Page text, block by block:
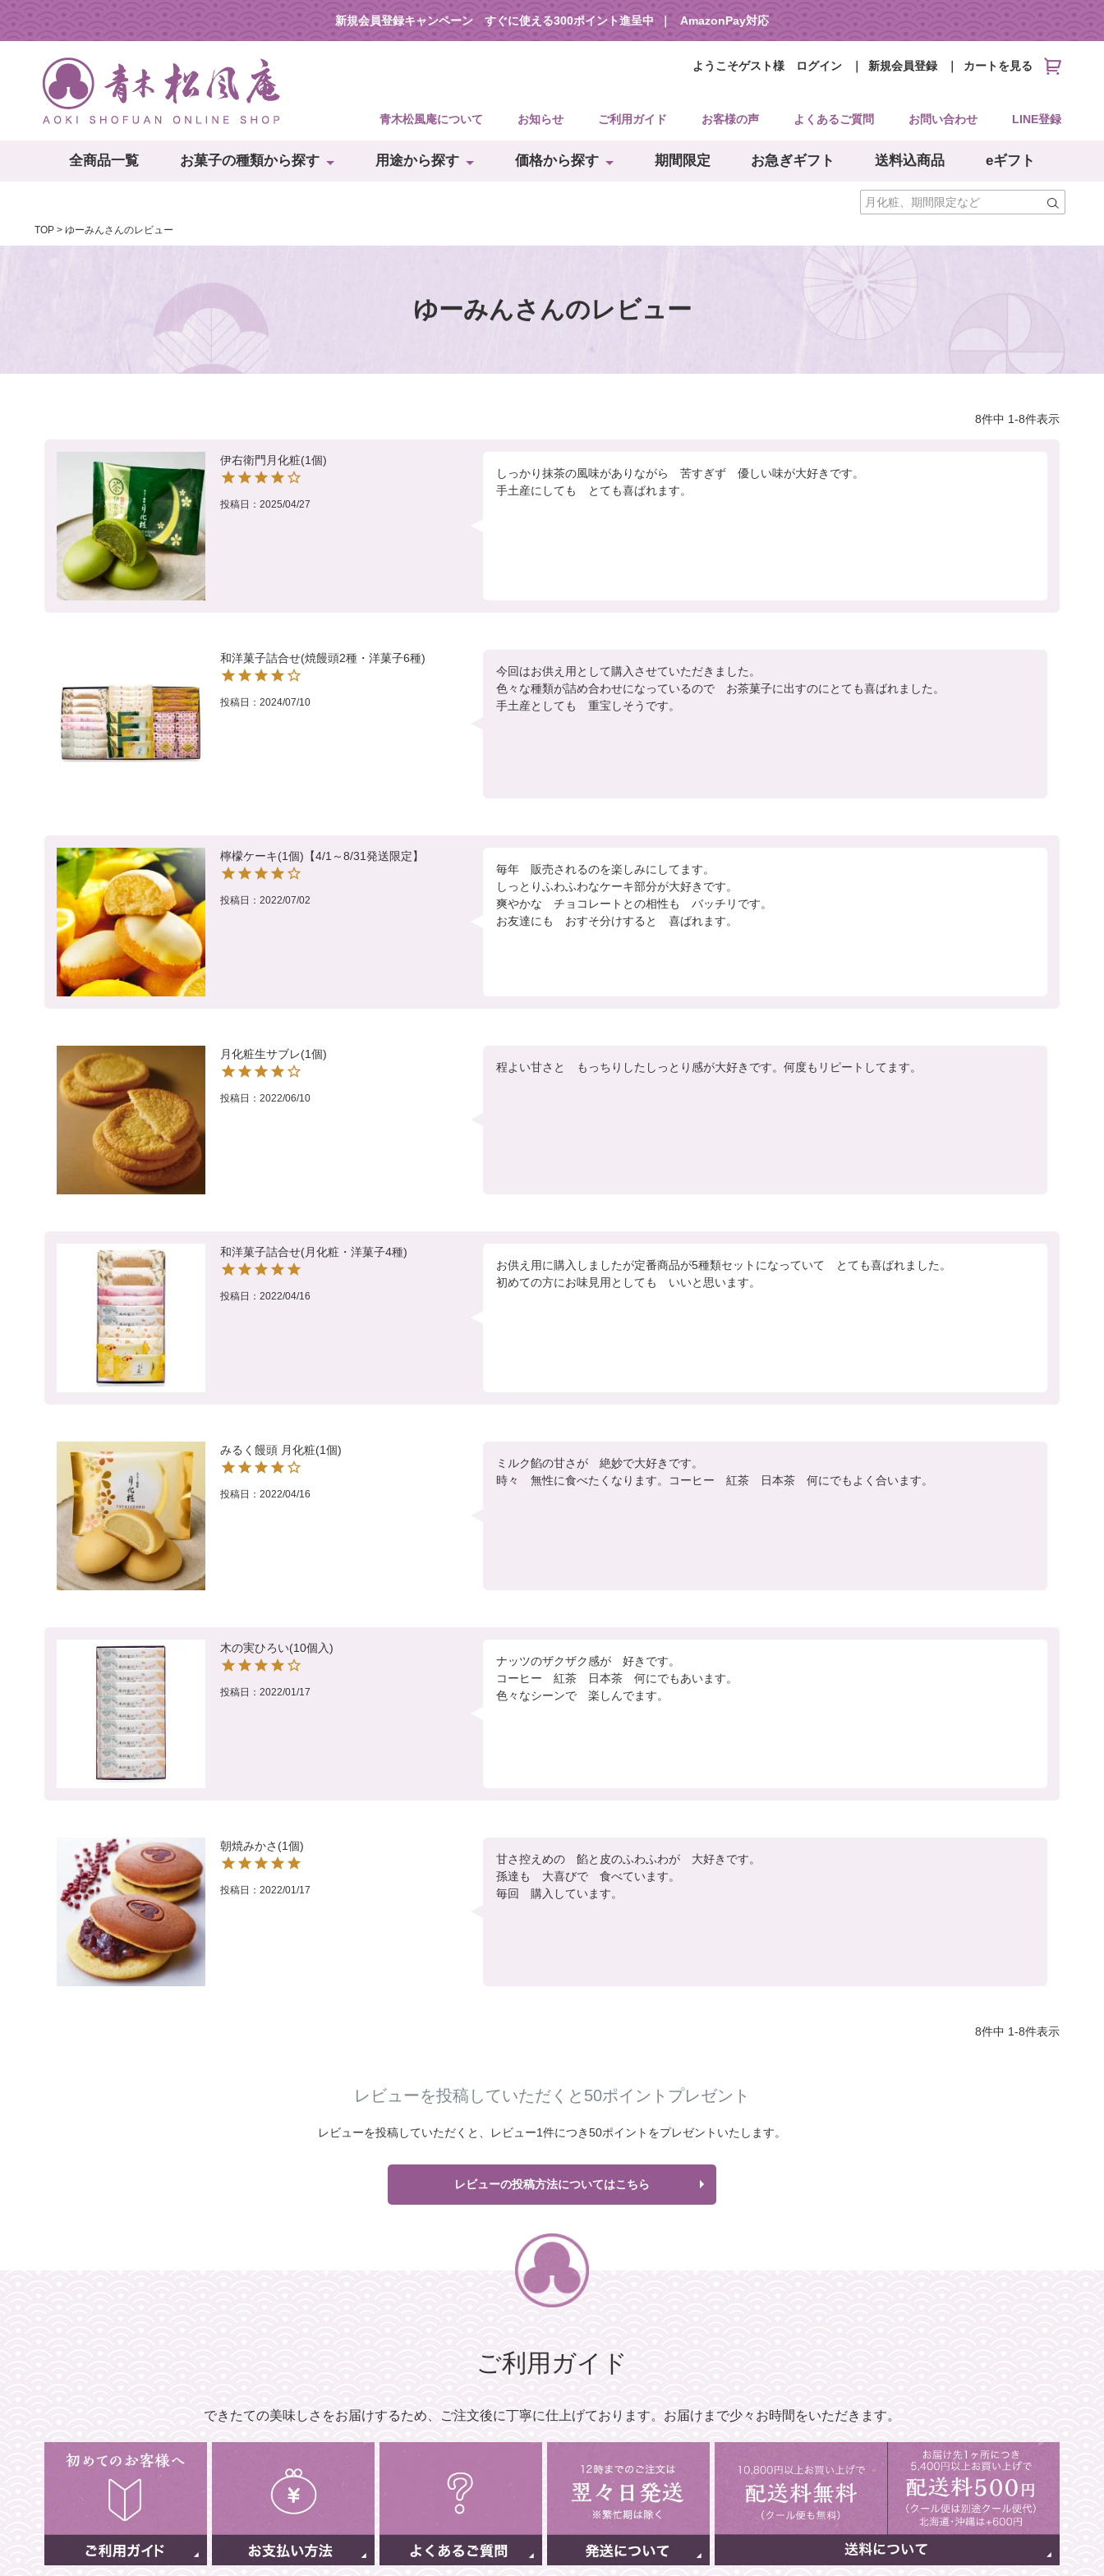
新規会員登録キャンペーン すぐに使える300ポイント進呈中 AmazonPay対応
ようこそゲスト様 ログイン 新規会員登録 カートを見る
青木松風庵について お知らせ ご利用ガイド お客様の声 よくあるご質問 お問い合わせ LINE登録
全商品一覧 お菓子の種類から探す 用途から探す 価格から探す 期間限定 お急ぎギフト 送料込商品 eギフト
TOP ゆーみんさんのレビュー
ゆーみんさんのレビュー
8件中 1-8件表示
伊右衛門月化粧(1個)
投稿日 2025/04/27
しっかり抹茶の風味がありながら　苦すぎず　優しい味が大好きです。
和洋菓子詰合せ(焼饅頭2種・洋菓子6種)
投稿日 2024/07/10
今回はお供え用として購入させていただきました。
色々な種類が詰め合わせになっているので　お茶菓子に出すのにとても喜ばれました。
手土産としても　重宝しそうです。
檸檬ケーキ(1個)【4/1～8/31発送限定】
投稿日 2022/07/02
毎年　販売されるのを楽しみにしてます。
しっとりふわふわなケーキ部分が大好きです。
爽やかな　チョコレートとの相性も　バッチリです。
お友達にも　おすそ分けすると　喜ばれます。
月化粧生サブレ(1個)
投稿日 2022/06/10
程よい甘さと　もっちりしたしっとり感が大好きです。何度もリピートしてます。
和洋菓子詰合せ(月化粧・洋菓子4種)
投稿日 2022/04/16
お供え用に購入しましたが定番商品が5種類セットになっていて　とても喜ばれました。
初めての方にお味見用としても　いいと思います。
みるく饅頭 月化粧(1個)
投稿日 2022/04/16
ミルク餡の甘さが　絶妙で大好きです。
時々　無性に食べたくなります。コーヒー　紅茶　日本茶　何にでもよく合います。
木の実ひろい(10個入)
投稿日 2022/01/17
ナッツのザクザク感が　好きです。
コーヒー　紅茶　日本茶　何にでもあいます。
朝焼みかさ(1個)
投稿日 2022/01/17
甘さ控えめの　餡と皮のふわふわが　大好きです。
孫達も　大喜びで　食べています。
8件中 1-8件表示
レビューを投稿していただくと50ポイントプレゼント
レビューを投稿していただくと、 レビュー1件につき50ポイントをプレゼントいたします。
レビューの投稿方法についてはこちら
ご利用ガイド
できたての美味しさをお届けするため、 ご注文後に丁寧に仕上げております。 お届けまで少々お時間をいただきます。